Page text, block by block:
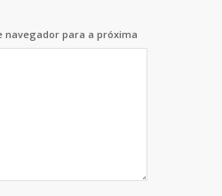
navegador para a próxima